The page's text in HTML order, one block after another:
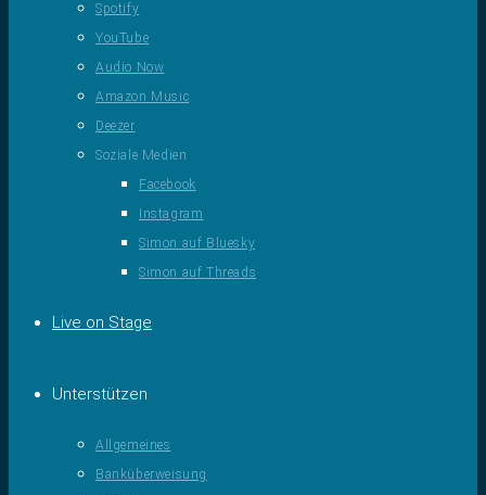
Spotify
YouTube
Audio Now
Amazon Music
Deezer
Soziale Medien
Facebook
Instagram
Simon auf Bluesky
Simon auf Threads
Live on Stage
Unterstützen
Allgemeines
Banküberweisung